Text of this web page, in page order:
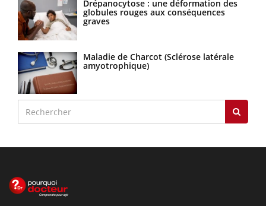
Drépanocytose : une déformation des
globules rouges aux conséquences
graves
Maladie de Charcot (Sclérose latérale
amyotrophique)